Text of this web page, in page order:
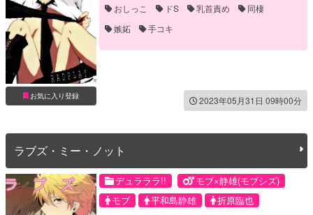
お気に入り登録
おしっこ ドS 乳首責め
同棲
嫉妬
手コキ
2023年05月31日 09時00分
ラブズ・ミー・ノット
デュラララ!!
モブ×静雄(モブシズ)
モブ
平和島静雄 折原臨也